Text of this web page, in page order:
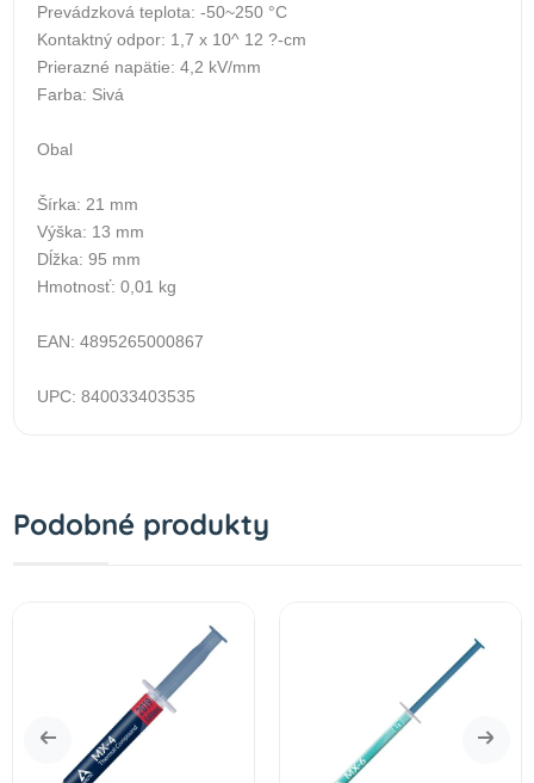
Prevádzková teplota: -50~250 °C
Kontaktný odpor: 1,7 x 10^ 12 ?-cm
Prierazné napätie: 4,2 kV/mm
Farba: Sivá
Obal
Šírka: 21 mm
Výška: 13 mm
Dĺžka: 95 mm
Hmotnosť: 0,01 kg
EAN: 4895265000867
UPC: 840033403535
Podobné produkty